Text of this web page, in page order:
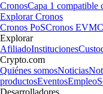
CronosCapa 1 compatible
Explorar Cronos
Cronos PoSCronos EVM
Explorar
AfiliadoInstituciones
Crypto.com
Quiénes somosNoticias
productosEventosEmpleo
Desarrolladores